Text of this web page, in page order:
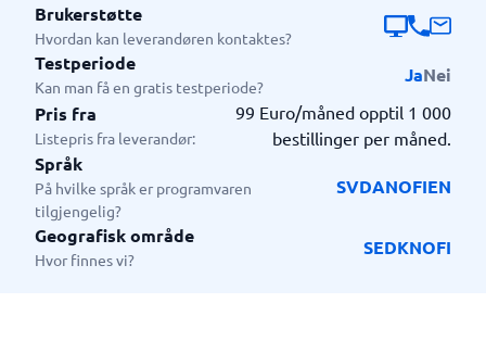
Brukerstøtte
Hvordan kan leverandøren kontaktes?
Testperiode
Kan man få en gratis testperiode?
JaNei
Pris fra
Listepris fra leverandør:
99 Euro/måned opptil 1 000
bestillinger per måned.
Språk
På hvilke språk er programvaren
tilgjengelig?
SVDANOFIEN
Geografisk område
Hvor finnes vi?
SEDKNOFI